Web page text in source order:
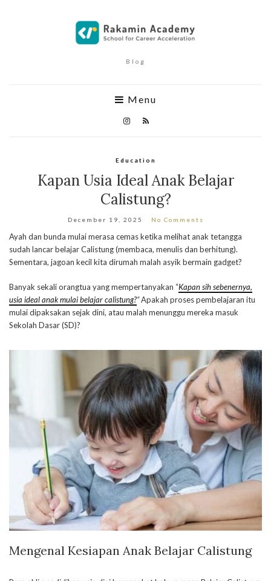
Blog
Menu
Education
Kapan Usia Ideal Anak Belajar
Calistung?
December 19, 2025 No Comments
Ayah dan bunda mulai merasa cemas ketika melihat anak tetangga
sudah lancar belajar Calistung (membaca, menulis dan berhitung).
Sementara, jagoan kecil kita dirumah malah asyik bermain gadget?
Banyak sekali orangtua yang mempertanyakan “Kapan sih sebenernya,
usia ideal anak mulai belajar calistung?“Apakah proses pembelajaran itu
mulai dipaksakan sejak dini, atau malah menunggu mereka masuk
Sekolah Dasar (SD)?
Mengenal Kesiapan Anak Belajar Calistung